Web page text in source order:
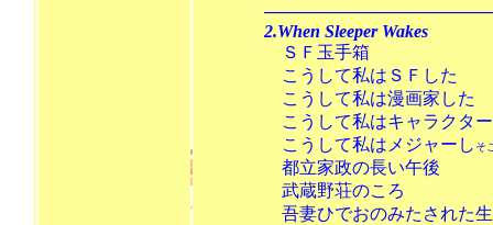
2.When Sleeper Wakes
ＳＦ玉
こうして私は
こうして私は漫
こうして私はキャラ
こうして私はメジャーし そ
都立家政の長
武蔵野荘の
吾妻ひでおのみた